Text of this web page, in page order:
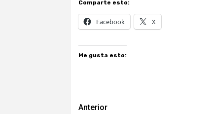
Comparte esto:
Facebook X
Me gusta esto:
Navegación
Anterior